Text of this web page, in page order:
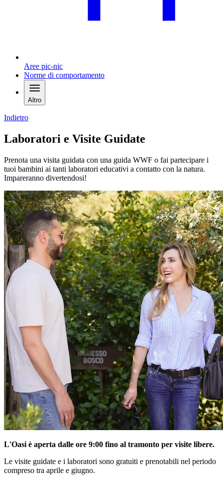
Aree pic-nic
Norme di comportamento
Altro
Indietro
Laboratori e Visite Guidate
Prenota una visita guidata con una guida WWF o fai partecipare i
tuoi bambini ai tanti laboratori educativi a contatto con la natura.
Impareranno divertendosi!
L'Oasi è aperta dalle ore 9:00 fino al tramonto per visite libere.
Le visite guidate e i laboratori sono gratuiti e prenotabili nel periodo
compreso tra aprile e giugno.